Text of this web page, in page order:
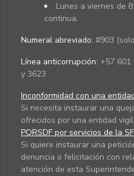
Lunes a viernes de
continua.
Numeral abreviado: #903
Línea anticorrupción: +57 601
y 3623
Inconformidad con una
Si necesita instaurar una
ofrecidos por una entidad
PQRSDF por servicios de la
Si quiere instaurar una
denuncia o felicitación con
atención de esta